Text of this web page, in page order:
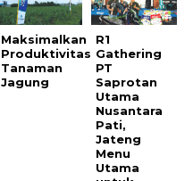
Maksimalkan
Produktivitas
Tanaman
Jagung
R1
Gathering
PT
Saprotan
Utama
Nusantara
Pati,
Jateng
Menu
Utama